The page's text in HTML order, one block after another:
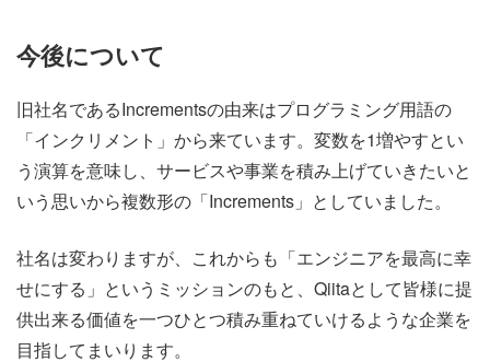
今後について
旧社名であるIncrementsの由来はプログラミング用語の
「インクリメント」から来ています。変数を1増やすとい
う演算を意味し、サービスや事業を積み上げていきたいと
いう思いから複数形の「Increments」としていました。
社名は変わりますが、これからも「エンジニアを最高に幸
せにする」というミッションのもと、Qiitaとして皆様に提
供出来る価値を一つひとつ積み重ねていけるような企業を
目指してまいります。